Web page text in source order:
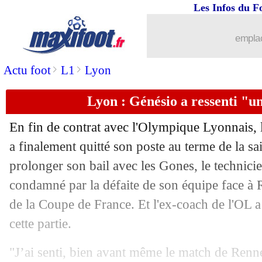
Actu foot> L1 > Lyon
Les Infos du
Lyon : Génésio a ressenti
En fin de contrat avec l'Olympique Lyonnais,
a finalement quitté son poste au terme de la
prolonger son bail avec les Gones, le
condamné par la défaite de son équipe face
de la Coupe de France. Et l'ex-coach de l'OL
cette partie.
"J’ai senti, bien avant même le match de
: Strootman a pourtant l'envie...
10/06 Barça: prix fixé pour Semedo
: James, Ancelotti continue
10/06 PSG: Griezmann-Mbappé,
10/06 Roma: Gonalons au rebond en
10/06 Lille : l'OM aussi pense à Kone !
10/06 PSG: la belle opportunité Sarabia
Man Utd : Eriksen pour oublier